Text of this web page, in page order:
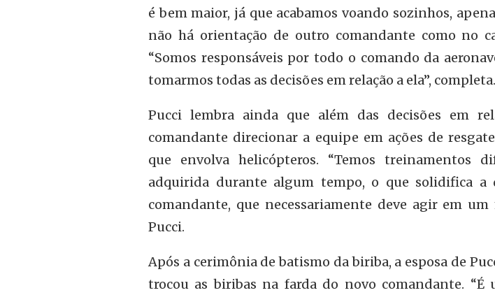
é bem maior, já que acabamos voando sozinhos,
não há orientação de outro comandante como no
“Somos responsáveis por todo o comando da
tomarmos todas as decisões em relação a ela”, completa.
Pucci lembra ainda que além das decisões em
comandante direcionar a equipe em ações de
que envolva helicópteros. “Temos treinamentos
adquirida durante algum tempo, o que solidifica a
comandante, que necessariamente deve agir em
Pucci.
Após a cerimônia de batismo da biriba, a esposa de
trocou as biribas na farda do novo comandante.